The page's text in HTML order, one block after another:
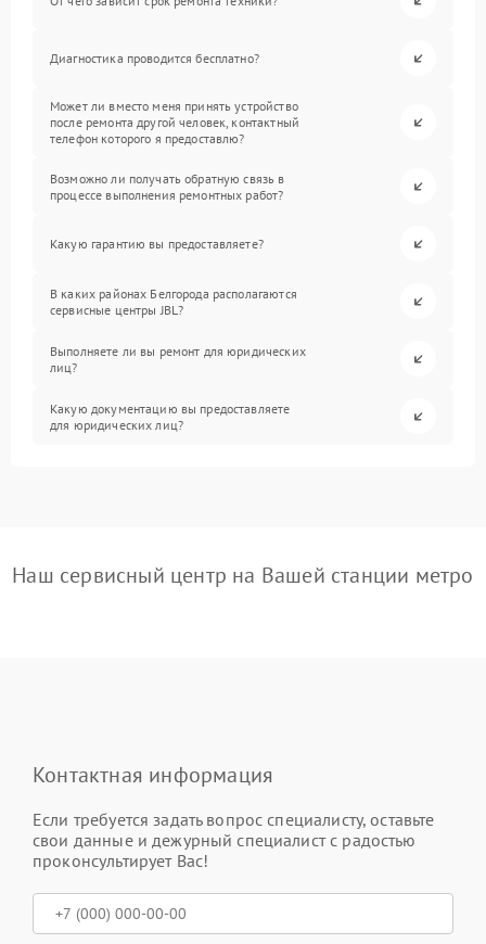
Диагностика проводится бесплатно?
Может ли вместо меня принять устройство
после ремонта другой человек, контактный
телефон которого я предоставлю?
Возможно ли получать обратную связь в
процессе выполнения ремонтных работ?
Какую гарантию вы предоставляете?
В каких районах Белгорода располагаются
сервисные центры JBL?
Выполняете ли вы ремонт для юридических
лиц?
Какую документацию вы предоставляете
для юридических лиц?
Наш сервисный центр на Вашей станции метро
Контактная информация
Если требуется задать вопрос специалисту, оставьте
свои данные и дежурный специалист с радостью
проконсультирует Вас!